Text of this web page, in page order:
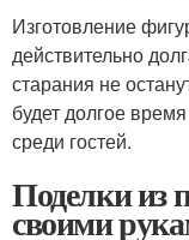
Изготовление
действительно
старания не
будет долгое
среди гостей.
Поделки из
своими